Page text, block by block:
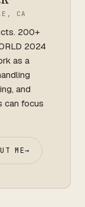
CA
200+
2024
as a
and
can focus
ME→